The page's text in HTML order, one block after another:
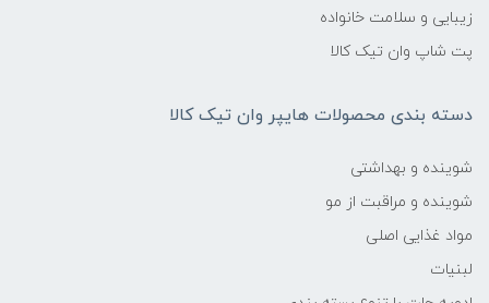
زیبایی و سلامت خانواده
پت شاپ وان تیک کالا
دسته بندی محصولات هایپر وان تیک کالا
شوینده و بهداشتی
شوینده و مراقبت از مو
مواد غذایی اصلی
لبنیات